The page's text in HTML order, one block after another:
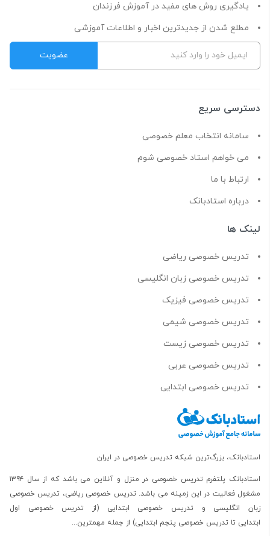
یادگیری روش های مفید در آموزش فرزندان
مطلع شدن از جدیدترین اخبار و اطلاعات آموزشی
دسترسی سریع
سامانه انتخاب معلم خصوصی
می خواهم استاد خصوصی شوم
ارتباط با ما
درباره استادبانک
لینک ها
تدریس خصوصی ریاضی
تدریس خصوصی زبان انگلیسی
تدریس خصوصی فیزیک
تدریس خصوصی شیمی
تدریس خصوصی زیست
تدریس خصوصی عربی
تدریس خصوصی ابتدایی
استادبانک، بزرگ‌ترین شبکه تدریس خصوصی در ایران
استادبانک پلتفرم تدریس خصوصی در منزل و آنلاین
می باشد که از سال ۱۳۹۴
مشغول فعالیت در این زمینه می باشد.تدریس خصوصی ریاضی، تدریس خصوصی
زبان انگلیسی و تدریس خصوصی ابتدایی (از
تدریس خصوصی اول
ابتدایی تا تدریس خصوصی پنجم ابتدایی) از جمله مهمترین...